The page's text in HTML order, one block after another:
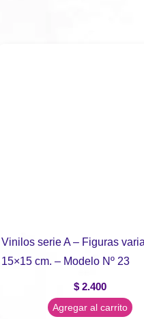
Vinilos serie A – Figuras
15×15 cm. – Modelo Nº 23
$2.400
Agregar al carrito